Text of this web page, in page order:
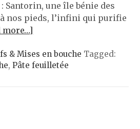
Santorin, une île bénie des
à nos pieds, l’infini qui purifie
more…]
& Mises en bouche Tagged:
,Pâte feuilletée